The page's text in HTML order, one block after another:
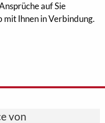
auf Sie
mit Ihnen in Verbindung.
von